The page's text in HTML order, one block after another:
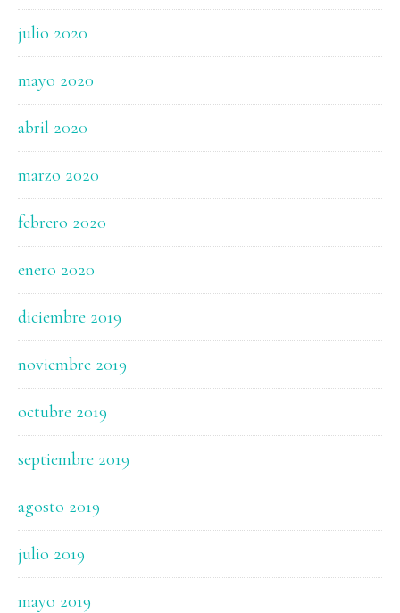
julio 2020
mayo 2020
abril 2020
marzo 2020
febrero 2020
enero 2020
diciembre 2019
noviembre 2019
octubre 2019
septiembre 2019
agosto 2019
julio 2019
mayo 2019